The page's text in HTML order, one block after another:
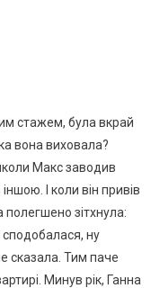
стажем, була вкрай
вона виховала?
Макс заводив
І коли він привів
полегшено зітхнула:
сподобалася, ну
сказала. Тим паче
Минув рік, Ганна